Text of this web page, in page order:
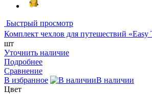
Быстрый просмотр
Комплект чехлов для путешествий «Easy
шт
Уточнить наличие
Подробнее
Сравнение
В избранное
В наличии
Цвет